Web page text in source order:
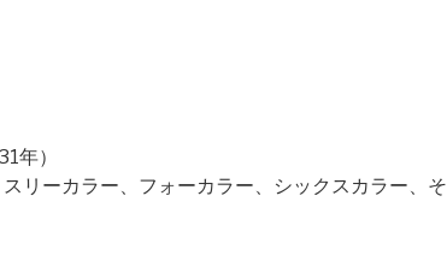
年）
リーカラー、フォーカラー、シックスカラー、そ